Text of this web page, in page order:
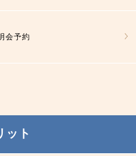
会予約
ット